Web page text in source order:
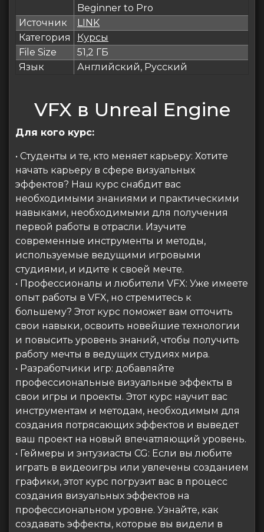
Beginner to Pro
Источник
LINK
Категория
Курсы
File Size
51,2 ГБ
Язык
Английский, Русский
VFX в Unreal Engine
Для кого курс:
• Студенты и те, кто меняет карьеру: Хотите
начать карьеру в сфере визуальных
эффектов? Наш курс снабдит вас
необходимыми знаниями и практическими
навыками, необходимыми для получения
первой работы в отрасли. Изучите
современные инструменты и методы,
используемые ведущими игровыми
студиями, и идите к своей мечте.
• Профессионалы и любители VFX: Уже имеете
опыт работы в VFX, но стремитесь к
большему? Этот курс поможет вам отточить
свои навыки, освоить новейшие технологии
и повысить уровень знаний, чтобы получить
работу мечты в ведущих студиях мира.
• Разработчики игр: добавляйте
профессиональные визуальные эффекты в
свои игры и проекты. Этот курс научит вас
инструментам и методам, необходимым для
создания потрясающих эффектов и выведет
ваш проект на новый впечатляющий уровень.
• Геймеры и энтузиасты CG: Если вы любите
играть в видеоигры или увлечены созданием
графики, этот курс погрузит вас в процесс
создания визуальных эффектов на
профессиональном уровне. Узнайте, как
создавать эффекты, которые вы видели в